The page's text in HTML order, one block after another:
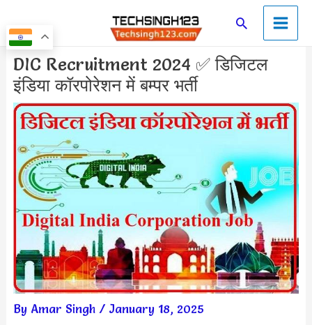
to
content
SearchMain
Menu
DIC Recruitment 2024 ✅ डिजिटल
इंडिया कॉरपोरेशन में बम्पर भर्ती
By Amar Singh / January 18, 2025
Post
navigation